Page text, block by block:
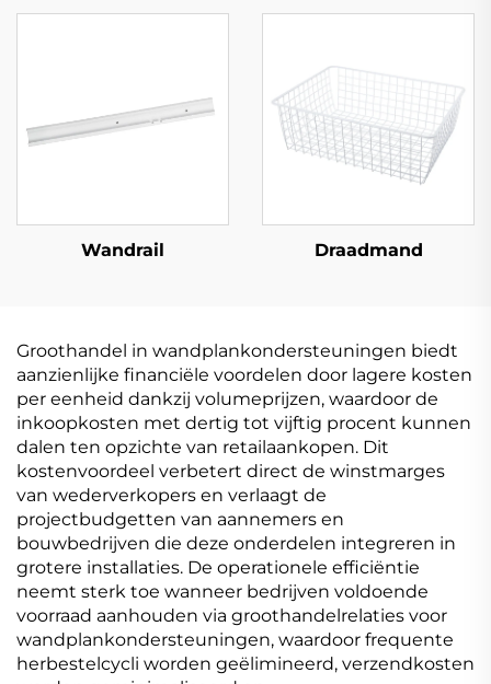
Wandrail Draadmand
Groothandel in wandplankondersteuningen biedt
aanzienlijke financiële voordelen door lagere kosten
per eenheid dankzij volumeprijzen, waardoor de
inkoopkosten met dertig tot vijftig procent kunnen
dalen ten opzichte van retailaankopen. Dit
kostenvoordeel verbetert direct de winstmarges
van wederverkopers en verlaagt de
projectbudgetten van aannemers en
bouwbedrijven die deze onderdelen integreren in
grotere installaties. De operationele efficiëntie
neemt sterk toe wanneer bedrijven voldoende
voorraad aanhouden via groothandelrelaties voor
wandplankondersteuningen, waardoor frequente
herbestelcycli worden geëlimineerd, verzendkosten